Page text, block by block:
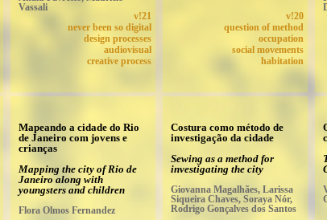
Vassali
v!21
never been so digital
design processes
audiovisual
creative process
v!20
question of method
occupation
social movements
habitation
Mapeando a cidade do Rio
de Janeiro com jovens e
crianças
Mapping the city of Rio de
Janeiro along with
youngsters and children
Flora Olmos Fernandez
Costura como método de
investigação da cidade
Sewing as a method for
investigating the city
Giovanna Magalhães, Larissa
Siqueira Chaves, Soraya Nór,
Rodrigo Gonçalves dos Santos